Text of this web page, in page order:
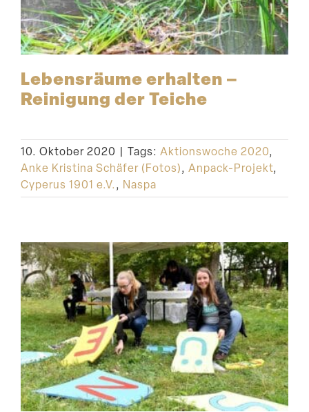
Lebens­räume erhalten –
Reinigung der Teiche
10. Oktober 2020 | Tags: Aktionswoche 2020,
Anke Kristina Schäfer (Fotos), Anpack-Projekt,
Cyperus 1901 e.V., Naspa